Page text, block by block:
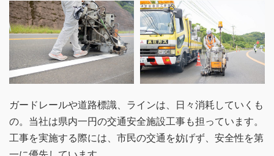
ガードレールや道路標識、ラインは、日々消耗していくも
の。当社は県内一円の交通安全施設工事も担っています。
工事を実施する際には、市民の交通を妨げず、安全性を第